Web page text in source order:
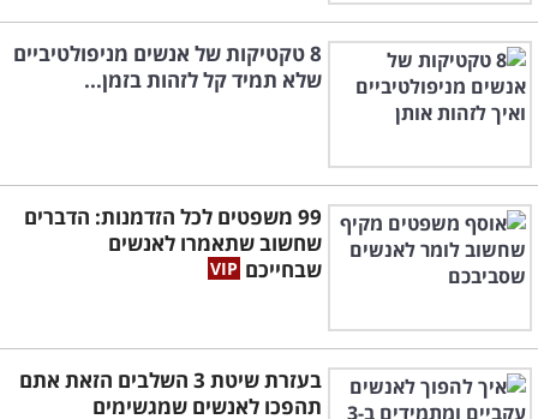
8 טקטיקות של אנשים מניפולטיביים
שלא תמיד קל לזהות בזמן...
99 משפטים לכל הזדמנות: הדברים
שחשוב שתאמרו לאנשים
שבחייכם
בעזרת שיטת 3 השלבים הזאת אתם
תהפכו לאנשים שמגשימים